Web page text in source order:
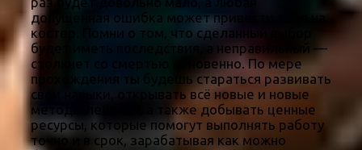
допущенная ошибка может привести тебя на
костер. Помни о том, что сделанный выбор
будет иметь последствия, а неправильный —
столкнет со смертью мгновенно. По мере
прохождения ты будешь стараться развивать
свои навыки, открывать всё новые и новые
методы лечения, а также добывать ценные
ресурсы, которые помогут выполнять работу
точно и в срок, зарабатывая как можно